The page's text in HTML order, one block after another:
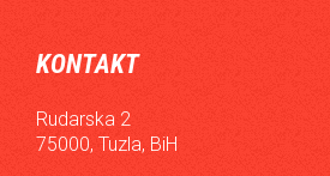
KONTAKT
Rudarska 2
75000, Tuzla, BiH